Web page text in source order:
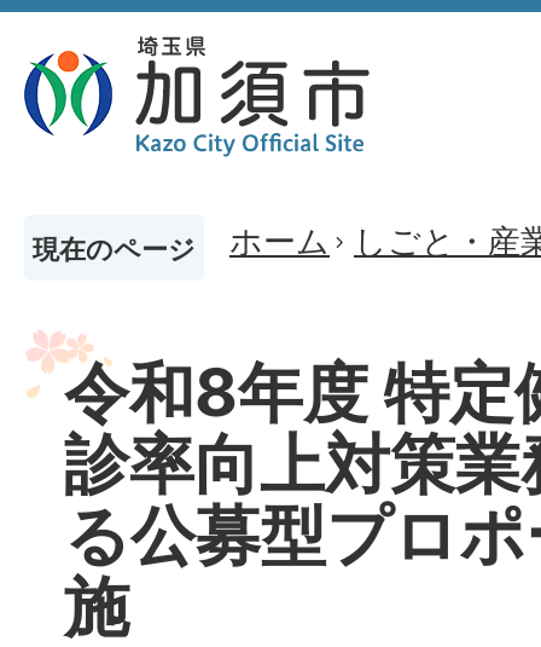
現在のページ ホーム しごと・産
令和8年度 特定
診率向上対策
る公募型プロ
施